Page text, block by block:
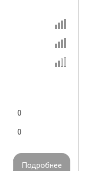
0
0
Подробнее